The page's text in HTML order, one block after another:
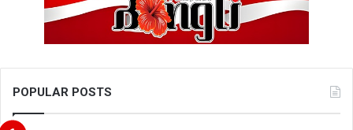
POPULAR POSTS